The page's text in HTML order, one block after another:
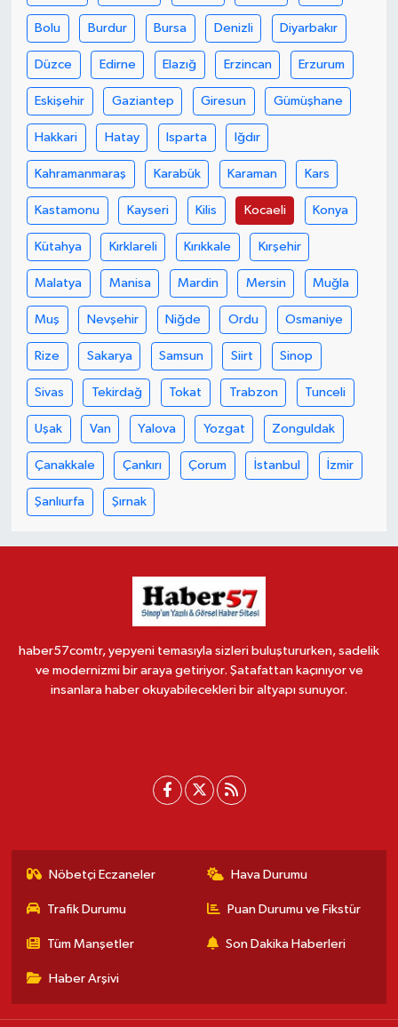
Bolu Burdur Bursa Denizli Diyarbakır
Düzce Edirne Elazığ Erzincan Erzurum
Eskişehir Gaziantep Giresun Gümüşhane
Hakkari Hatay Isparta Iğdır
Kahramanmaraş Karabük Karaman Kars
Kastamonu Kayseri Kilis Kocaeli Konya
Kütahya Kırklareli Kırıkkale Kırşehir
Malatya Manisa Mardin Mersin Muğla
Muş Nevşehir Niğde Ordu Osmaniye
Rize Sakarya Samsun Siirt Sinop
Sivas Tekirdağ Tokat Trabzon Tunceli
Uşak Van Yalova Yozgat Zonguldak
Çanakkale Çankırı Çorum İstanbul İzmir
Şanlıurfa Şırnak
haber57comtr, yepyeni temasıyla sizleri buluştururken, sadelik
ve modernizmi bir araya getiriyor. Şatafattan kaçınıyor ve
insanlara haber okuyabilecekleri bir altyapı sunuyor.
Nöbetçi Eczaneler Hava Durumu
Trafik Durumu Puan Durumu ve Fikstür
Tüm Manşetler Son Dakika Haberleri
Haber Arşivi